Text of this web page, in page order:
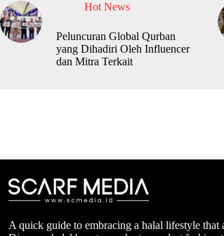
Hot News
Peluncuran Global Qurban
yang Dihadiri Oleh Influencer
dan Mitra Terkait
A quick guide to embracing a halal lifestyle